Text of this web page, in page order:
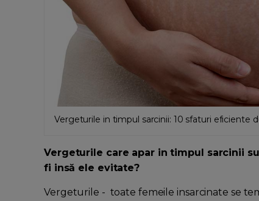
Vergeturile in timpul sarcinii: 10 sfaturi eficiente
Vergeturile care apar in timpul sarcinii
fi insă ele evitate?
Vergeturile - toate femeile insarcinate se